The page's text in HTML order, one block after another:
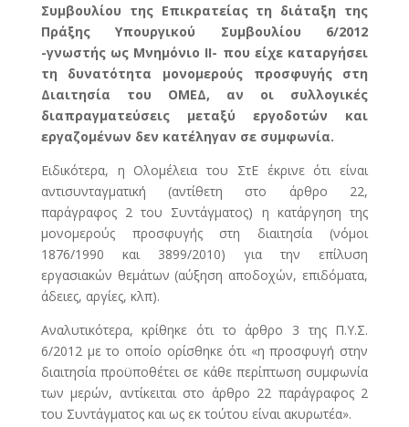
Συμβουλίου της Επικρατείας τη διάταξη της
Πράξης Υπουργικού Συμβουλίου 6/2012
-γνωστής ως Μνημόνιο II- που είχε καταργήσει
τη δυνατότητα μονομερούς προσφυγής στη
Διαιτησία του ΟΜΕΔ, αν οι συλλογικές
διαπραγματεύσεις μεταξύ εργοδοτών και
εργαζομένων δεν κατέληγαν σε συμφωνία.
Ειδικότερα, η Ολομέλεια του ΣτΕ έκρινε ότι είναι
αντισυνταγματική (αντίθετη στο άρθρο 22,
παράγραφος 2 του Συντάγματος) η κατάργηση της
μονομερούς προσφυγής στη διαιτησία (νόμοι
1876/1990 και 3899/2010) για την επίλυση
εργασιακών θεμάτων (αύξηση αποδοχών, επιδόματα,
άδειες, αργίες, κλπ).
Αναλυτικότερα, κρίθηκε ότι το άρθρο 3 της Π.Υ.Σ.
6/2012 με το οποίο ορίσθηκε ότι «η προσφυγή στην
διαιτησία προϋποθέτει σε κάθε περίπτωση συμφωνία
των μερών, αντίκειται στο άρθρο 22 παράγραφος 2
του Συντάγματος και ως εκ τούτου είναι ακυρωτέα».